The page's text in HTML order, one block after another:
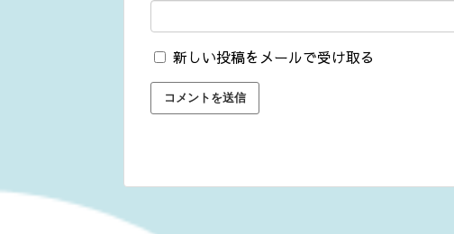
新しい投稿をメールで受け取る